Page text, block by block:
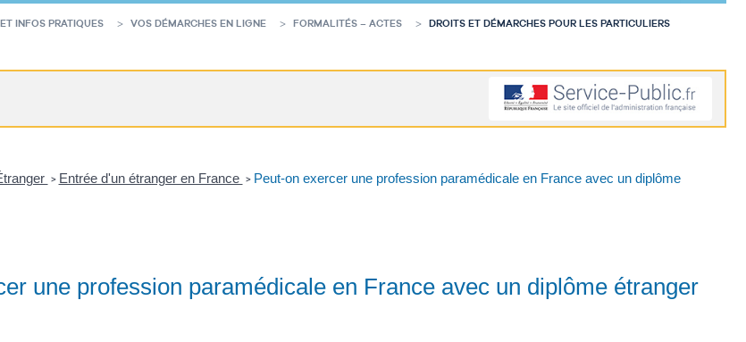
INFOS PRATIQUES VOS DÉMARCHES EN LIGNE FORMALITÉS – ACTES DROITS ET DÉMARCHES POUR LES PARTICULIERS
> Entrée d'un étranger en France > Peut-on exercer une profession paramédicale en France avec un diplôme
une profession paramédicale en France avec un diplôme étranger